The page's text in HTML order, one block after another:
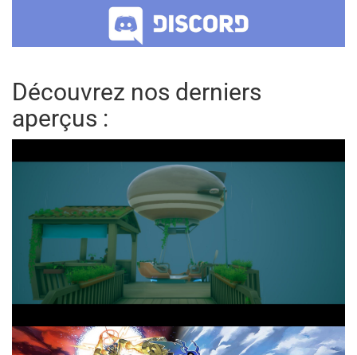
Découvrez nos derniers
aperçus :